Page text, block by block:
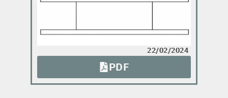
22/02/2024
PDF